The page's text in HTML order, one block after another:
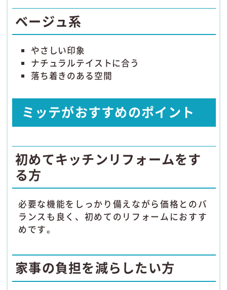
ベージュ系
やさしい印象
ナチュラルテイストに合う
落ち着きのある空間
ミッテがおすすめのポイント
初めてキッチンリフォームをす
る方
必要な機能をしっかり備えながら価格とのバ
ランスも良く、初めてのリフォームにおすす
めです。
家事の負担を減らしたい方